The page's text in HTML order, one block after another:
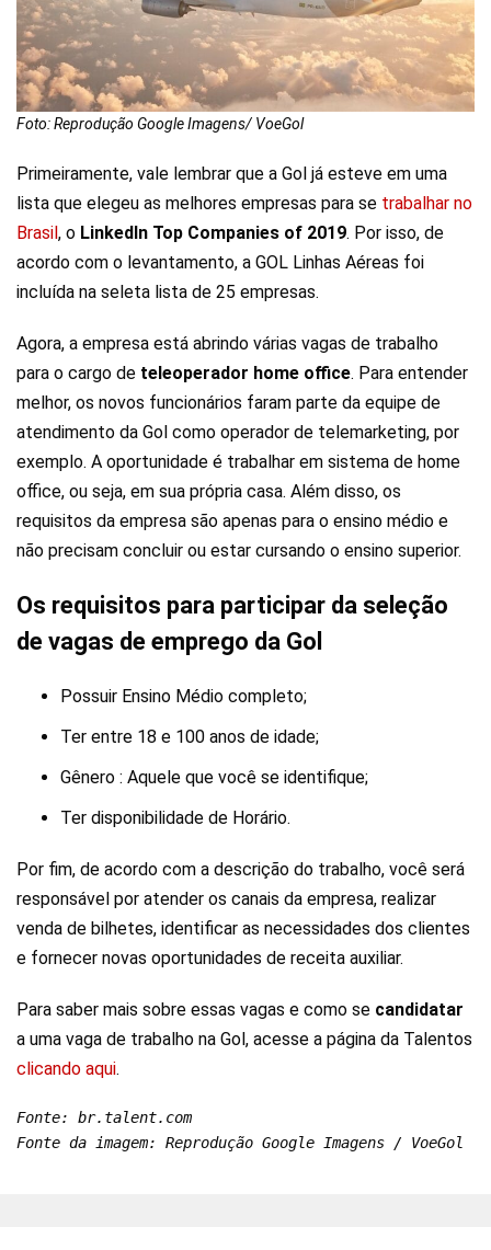
Foto: Reprodução Google Imagens/ VoeGol
Primeiramente, vale lembrar que a Gol já esteve em uma
lista que elegeu as melhores empresas para se trabalhar no
Brasil, o LinkedIn Top Companies of 2019. Por isso, de
acordo com o levantamento, a GOL Linhas Aéreas foi
incluída na seleta lista de 25 empresas.
Agora, a empresa está abrindo várias vagas de trabalho
para o cargo de teleoperador home office. Para entender
melhor, os novos funcionários faram parte da equipe de
atendimento da Gol como operador de telemarketing, por
exemplo. A oportunidade é trabalhar em sistema de home
office, ou seja, em sua própria casa. Além disso, os
requisitos da empresa são apenas para o ensino médio e
não precisam concluir ou estar cursando o ensino superior.
Os requisitos para participar da seleção
de vagas de emprego da Gol
Possuir Ensino Médio completo;
Ter entre 18 e 100 anos de idade;
Gênero : Aquele que você se identifique;
Ter disponibilidade de Horário.
Por fim, de acordo com a descrição do trabalho, você será
responsável por atender os canais da empresa, realizar
venda de bilhetes, identificar as necessidades dos clientes
e fornecer novas oportunidades de receita auxiliar.
Para saber mais sobre essas vagas e como se candidatar
a uma vaga de trabalho na Gol, acesse a página da Talentos
clicando aqui.
Fonte: br.talent.com